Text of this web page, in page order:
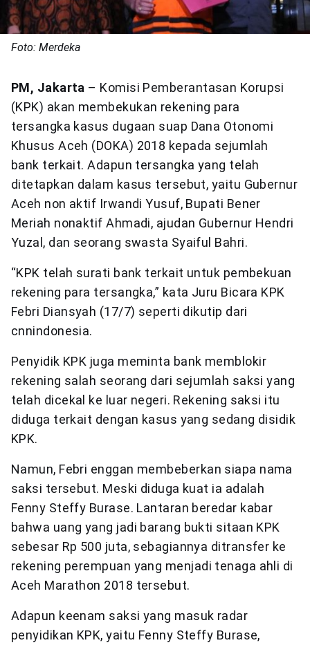
Foto: Merdeka
PM, Jakarta – Komisi Pemberantasan Korupsi
(KPK) akan membekukan rekening para
tersangka kasus dugaan suap Dana Otonomi
Khusus Aceh (DOKA) 2018 kepada sejumlah
bank terkait. Adapun tersangka yang telah
ditetapkan dalam kasus tersebut, yaitu Gubernur
Aceh non aktif Irwandi Yusuf, Bupati Bener
Meriah nonaktif Ahmadi, ajudan Gubernur Hendri
Yuzal, dan seorang swasta Syaiful Bahri.
“KPK telah surati bank terkait untuk pembekuan
rekening para tersangka,” kata Juru Bicara KPK
Febri Diansyah (17/7) seperti dikutip dari
cnnindonesia.
Penyidik KPK juga meminta bank memblokir
rekening salah seorang dari sejumlah saksi yang
telah dicekal ke luar negeri. Rekening saksi itu
diduga terkait dengan kasus yang sedang disidik
KPK.
Namun, Febri enggan membeberkan siapa nama
saksi tersebut. Meski diduga kuat ia adalah
Fenny Steffy Burase. Lantaran beredar kabar
bahwa uang yang jadi barang bukti sitaan KPK
sebesar Rp 500 juta, sebagiannya ditransfer ke
rekening perempuan yang menjadi tenaga ahli di
Aceh Marathon 2018 tersebut.
Adapun keenam saksi yang masuk radar
penyidikan KPK, yaitu Fenny Steffy Burase,